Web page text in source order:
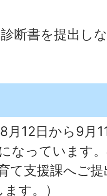
断書を提出し
月12日から9月
なっています
て支援課へご
す。）